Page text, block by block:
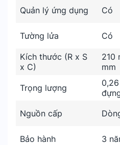
Quản lý ứng dụng Có
Tường lửa Có
Kích thước (R x S
x C)
210
mm
Trọng lượng
Nguồn cấp
Bảo hành 3